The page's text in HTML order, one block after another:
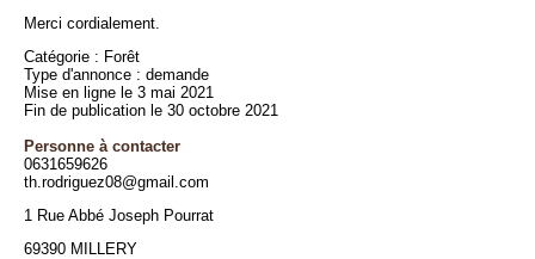
Merci cordialement.
Catégorie : Forêt
Type d'annonce : demande
Mise en ligne le 3 mai 2021
Fin de publication le 30 octobre 2021
Personne à contacter
0631659626
th.rodriguez08@gmail.com
1 Rue Abbé Joseph Pourrat
69390 MILLERY